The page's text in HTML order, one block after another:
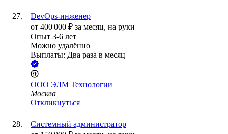
DevOps-инженер
от 400 000 ₽ за месяц, на руки
Опыт 3-6 лет
Можно удалённо
Выплаты: Два раза в месяц
ООО ЭЛМ Технологии
Москва
Откликнуться
Системный администратор